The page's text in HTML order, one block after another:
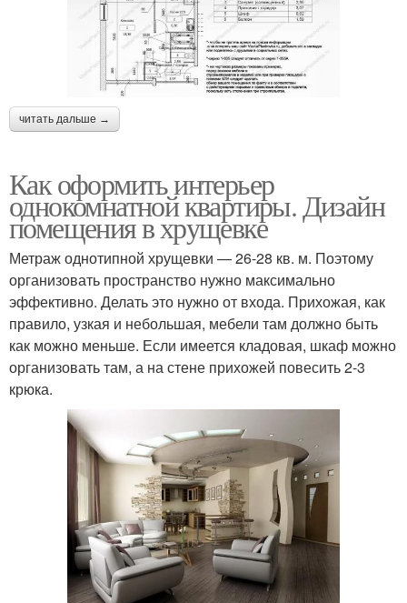
читать дальше →
Как оформить интерьер
однокомнатной квартиры. Дизайн
помещения в хрущевке
Метраж однотипной хрущевки — 26-28 кв. м. Поэтому
организовать пространство нужно максимально
эффективно. Делать это нужно от входа. Прихожая, как
правило, узкая и небольшая, мебели там должно быть
как можно меньше. Если имеется кладовая, шкаф можно
организовать там, а на стене прихожей повесить 2-3
крюка.